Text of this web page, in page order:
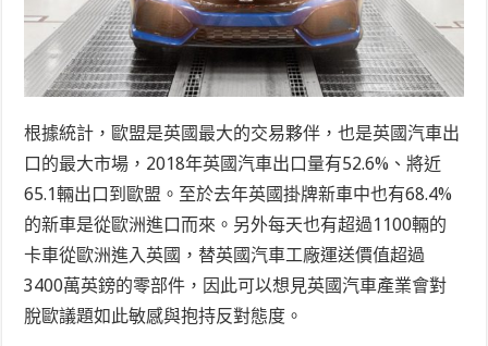
根據統計，歐盟是英國最大的交易夥伴，也是英國汽車出
口的最大市場，2018年英國汽車出口量有52.6%、將近
65.1輛出口到歐盟。至於去年英國掛牌新車中也有68.4%
的新車是從歐洲進口而來。另外每天也有超過1100輛的
卡車從歐洲進入英國，替英國汽車工廠運送價值超過
3400萬英鎊的零部件，因此可以想見英國汽車產業會對
脫歐議題如此敏感與抱持反對態度。